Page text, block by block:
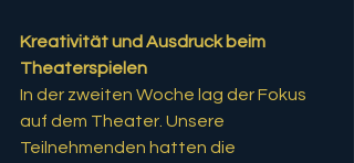
Kreativität und Ausdruck beim
Theaterspielen
In der zweiten Woche lag der Fokus
auf dem Theater. Unsere
Teilnehmenden hatten die